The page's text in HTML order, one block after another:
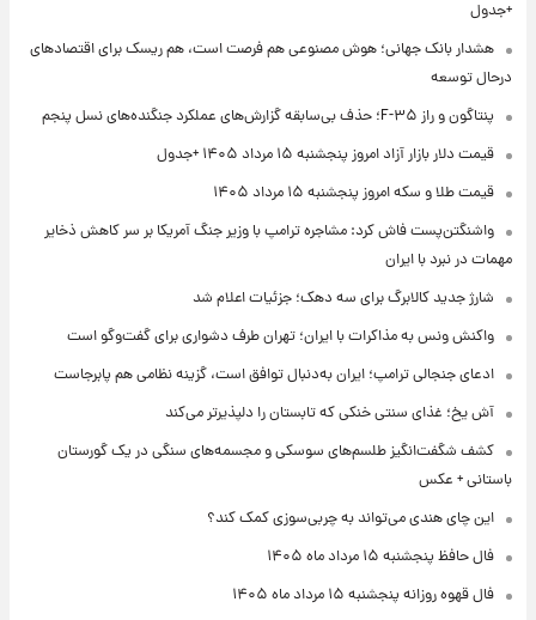
+جدول
هشدار بانک جهانی؛ هوش مصنوعی هم فرصت است، هم ریسک برای اقتصادهای
درحال توسعه
پنتاگون و راز F-۳۵؛ حذف بی‌سابقه گزارش‌های عملکرد جنگنده‌های نسل پنجم
قیمت دلار بازار آزاد امروز پنجشنبه ۱۵ مرداد ۱۴۰۵ +جدول
قیمت طلا و سکه امروز پنجشنبه ۱۵ مرداد ۱۴۰۵
واشنگتن‌پست فاش کرد: مشاجره ترامپ با وزیر جنگ آمریکا بر سر کاهش ذخایر
مهمات در نبرد با ایران
شارژ جدید کالابرگ برای سه دهک؛ جزئیات اعلام شد
واکنش ونس به مذاکرات با ایران؛ تهران طرف دشواری برای گفت‌وگو است
ادعای جنجالی ترامپ؛ ایران به‌دنبال توافق است، گزینه نظامی هم پابرجاست
آش یخ؛ غذای سنتی خنکی که تابستان را دلپذیرتر می‌کند
کشف شگفت‌انگیز طلسم‌های سوسکی و مجسمه‌های سنگی در یک گورستان
باستانی + عکس
این چای هندی می‌تواند به چربی‌سوزی کمک کند؟
فال حافظ پنجشنبه ۱۵ مرداد ماه ۱۴۰۵
فال قهوه روزانه پنجشنبه ۱۵ مرداد ماه ۱۴۰۵